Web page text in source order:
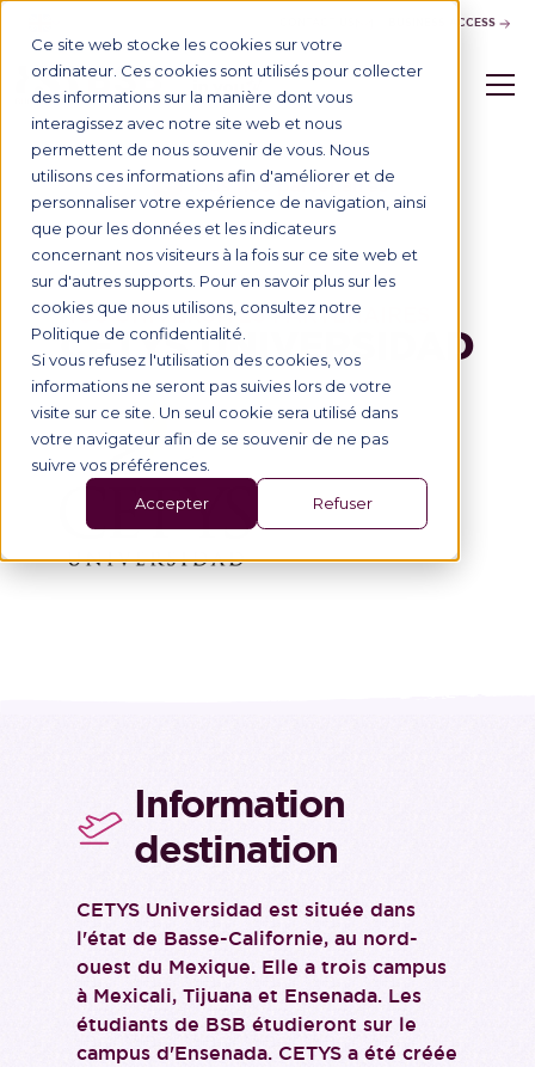
Ce site web stocke les cookies sur votre
ordinateur. Ces cookies sont utilisés pour collecter
des informations sur la manière dont vous
interagissez avec notre site web et nous
permettent de nous souvenir de vous. Nous
utilisons ces informations afin d'améliorer et de
personnaliser votre expérience de navigation, ainsi
que pour les données et les indicateurs
concernant nos visiteurs à la fois sur ce site web et
sur d'autres supports. Pour en savoir plus sur les
cookies que nous utilisons, consultez notre
Politique de confidentialité.
Si vous refusez l'utilisation des cookies, vos
informations ne seront pas suivies lors de votre
visite sur ce site. Un seul cookie sera utilisé dans
votre navigateur afin de se souvenir de ne pas
suivre vos préférences.
Accepter Refuser
BUSINESS ACCESS
Tous nos partenaires
NOS UNIVERSITÉS PARTENAIRES
CETYS UNIVERSIDAD
Information
destination
CETYS Universidad est située dans
l'état de Basse-Californie, au nord-
ouest du Mexique. Elle a trois campus
à Mexicali, Tijuana et Ensenada. Les
étudiants de BSB étudieront sur le
campus d'Ensenada. CETYS a été créée